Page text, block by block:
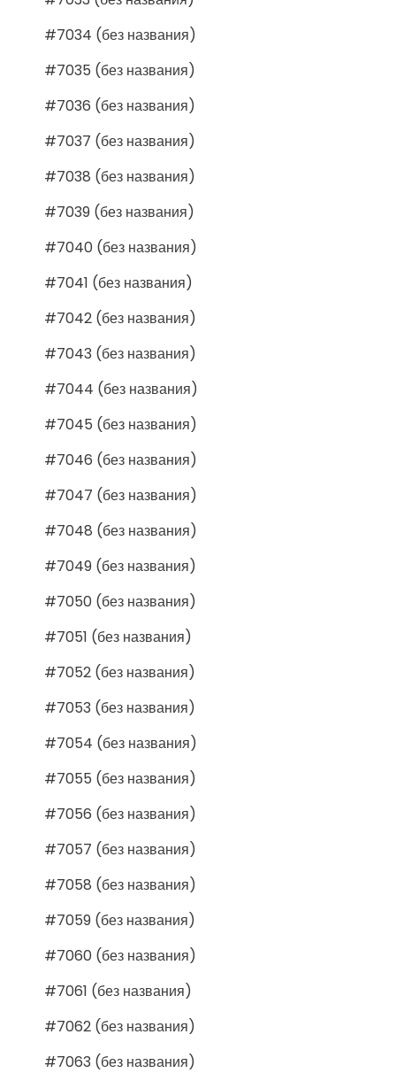
#7034 (без названия)
#7035 (без названия)
#7036 (без названия)
#7037 (без названия)
#7038 (без названия)
#7039 (без названия)
#7040 (без названия)
#7041 (без названия)
#7042 (без названия)
#7043 (без названия)
#7044 (без названия)
#7045 (без названия)
#7046 (без названия)
#7047 (без названия)
#7048 (без названия)
#7049 (без названия)
#7050 (без названия)
#7051 (без названия)
#7052 (без названия)
#7053 (без названия)
#7054 (без названия)
#7055 (без названия)
#7056 (без названия)
#7057 (без названия)
#7058 (без названия)
#7059 (без названия)
#7060 (без названия)
#7061 (без названия)
#7062 (без названия)
#7063 (без названия)